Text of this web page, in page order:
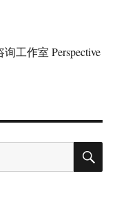
工作室 Perspective
搜